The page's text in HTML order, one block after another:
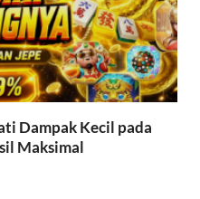
Dampak Kecil pada
Maksimal